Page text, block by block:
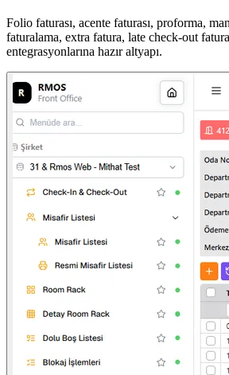
Folio faturası, acente faturası, proforma,
faturalama, extra fatura, late check-out
entegrasyonlarına hazır altyapı.